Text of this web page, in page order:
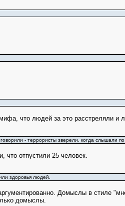
что людей за это расстреляли и
- террористы зверели, когда слышали
что отпустили 25 человек.
здоровья людей.
Домыслы в стиле
домыслы.